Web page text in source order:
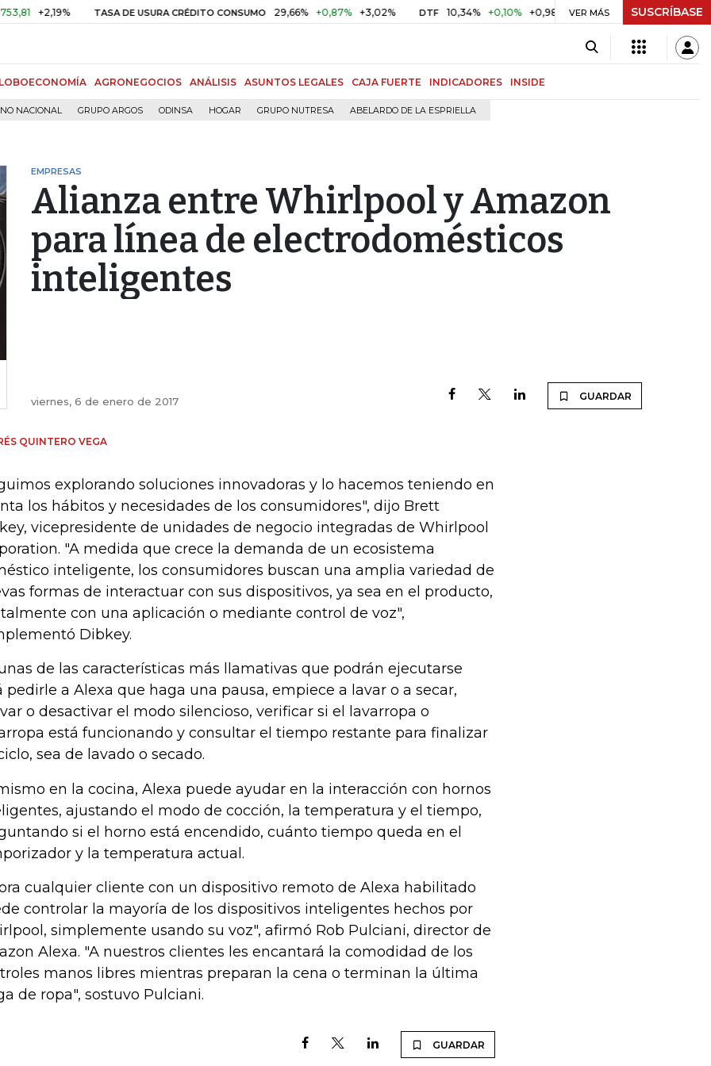
+2,19% TASA DE USURA CRÉDITO CONSUMO 29,66% +0,87% +3,02% DTF 10,34% +0,10% +0,98% UVR $ 416,91 +$ 0,05 +0,01%
VER MÁS SUSCRÍBASE
AGRONEGOCIOS ANÁLISIS ASUNTOS LEGALES CAJA FUERTE INDICADORES INSIDE
NACIONAL GRUPO ARGOS ODINSA HOGAR GRUPO NUTRESA ABELARDO DE LA ESPRIELLA
EMPRESAS
Alianza entre Whirlpool y Amazon
para línea de electrodomésticos
inteligentes
viernes, 6 de enero de 2017 GUARDAR
QUINTERO VEGA
explorando soluciones innovadoras y lo hacemos teniendo en
los hábitos y necesidades de los consumidores", dijo Brett
vicepresidente de unidades de negocio integradas de Whirlpool
"A medida que crece la demanda de un ecosistema
inteligente, los consumidores buscan una amplia variedad de
formas de interactuar con sus dispositivos, ya sea en el producto,
con una aplicación o mediante control de voz",
Dibkey.
de las características más llamativas que podrán ejecutarse
pedirle a Alexa que haga una pausa, empiece a lavar o a secar,
o desactivar el modo silencioso, verificar si el lavarropa o
está funcionando y consultar el tiempo restante para finalizar
sea de lavado o secado.
en la cocina, Alexa puede ayudar en la interacción con hornos
ajustando el modo de cocción, la temperatura y el tiempo,
si el horno está encendido, cuánto tiempo queda en el
y la temperatura actual.
cualquier cliente con un dispositivo remoto de Alexa habilitado
controlar la mayoría de los dispositivos inteligentes hechos por
simplemente usando su voz", afirmó Rob Pulciani, director de
Alexa. "A nuestros clientes les encantará la comodidad de los
manos libres mientras preparan la cena o terminan la última
de ropa", sostuvo Pulciani.
GUARDAR